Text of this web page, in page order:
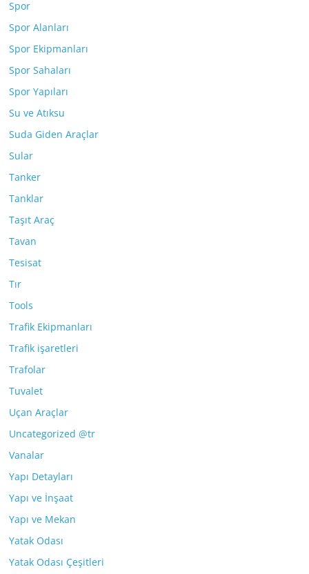
Spor
Spor Alanları
Spor Ekipmanları
Spor Sahaları
Spor Yapıları
Su ve Atıksu
Suda Giden Araçlar
Sular
Tanker
Tanklar
Taşıt Araç
Tavan
Tesisat
Tır
Tools
Trafik Ekipmanları
Trafik işaretleri
Trafolar
Tuvalet
Uçan Araçlar
Uncategorized @tr
Vanalar
Yapı Detayları
Yapı ve İnşaat
Yapı ve Mekan
Yatak Odası
Yatak Odası Çeşitleri